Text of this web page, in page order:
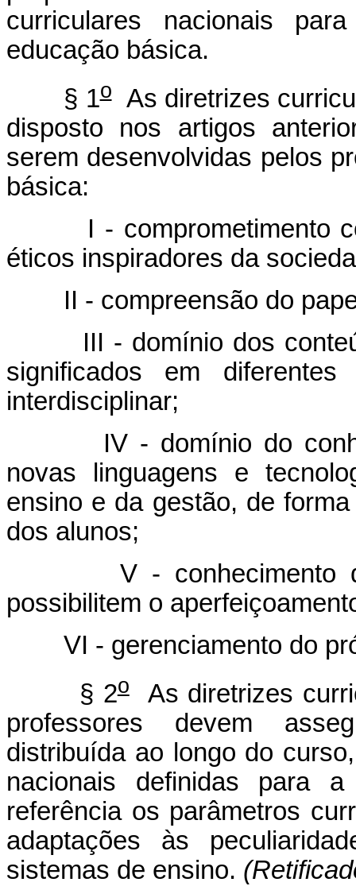
curriculares nacionais
educação básica.
§ 1oAs diretrizes
disposto nos artigos
serem desenvolvidas pelos
básica:
I - comprometimento
éticos inspiradores da
II - compreensão do
III - domínio dos
significados em
interdisciplinar;
IV - domínio do
novas linguagens e
ensino e da gestão, de
dos alunos;
V - conhecimento de
possibilitem o
VI - gerenciamento do
§ 2oAs diretrizes
professores devem
distribuída ao longo do
nacionais definidas para
referência os parâmetros
adaptações às
sistemas de ensino.